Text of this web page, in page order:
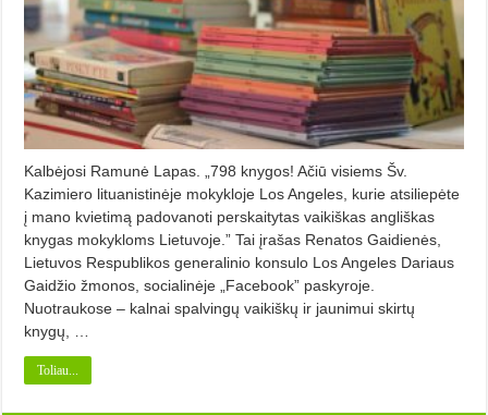
Kalbėjosi Ramunė Lapas. „798 knygos! Ačiū visiems Šv.
Kazimiero lituanistinėje mokykloje Los Angeles, kurie atsiliepėte
į mano kvietimą padovanoti perskaitytas vaikiškas angliškas
knygas mokykloms Lietuvoje.” Tai įrašas Renatos Gaidienės,
Lietuvos Respublikos generalinio konsulo Los Angeles Dariaus
Gaidžio žmonos, socialinėje „Facebook” paskyroje.
Nuotraukose – kalnai spalvingų vaikiškų ir jaunimui skirtų
knygų, …
Toliau...